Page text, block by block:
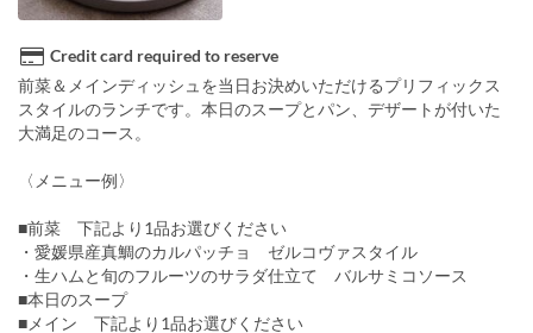
Credit card required to reserve
前菜＆メインディッシュを当日お決めいただけるプリフィックス
スタイルのランチです。本日のスープとパン、デザートが付いた
大満足のコース。
〈メニュー例〉
■前菜 下記より1品お選びください
・愛媛県産真鯛のカルパッチョ ゼルコヴァスタイル
・生ハムと旬のフルーツのサラダ仕立て バルサミコソース
■本日のスープ
■メイン 下記より1品お選びください